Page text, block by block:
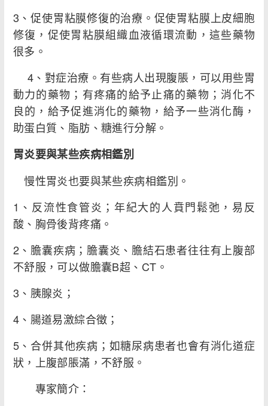
3、促使胃粘膜修復的治療。促使胃粘膜上皮細胞
修復，促使胃粘膜組織血液循環流動，這些藥物
很多。
4、對症治療。有些病人出現腹脹，可以用些胃
動力的藥物；有疼痛的給予止痛的藥物；消化不
良的，給予促進消化的藥物，給予一些消化酶，
助蛋白質、脂肪、糖進行分解。
胃炎要與某些疾病相鑑別
慢性胃炎也要與某些疾病相鑑別。
1、反流性食管炎；年紀大的人賁門鬆弛，易反
酸、胸骨後背疼痛。
2、膽囊疾病；膽囊炎、膽結石患者往往有上腹部
不舒服，可以做膽囊B超、CT。
3、胰腺炎；
4、腸道易激綜合徵；
5、合併其他疾病；如糖尿病患者也會有消化道症
狀，上腹部脹滿，不舒服。
專家簡介：